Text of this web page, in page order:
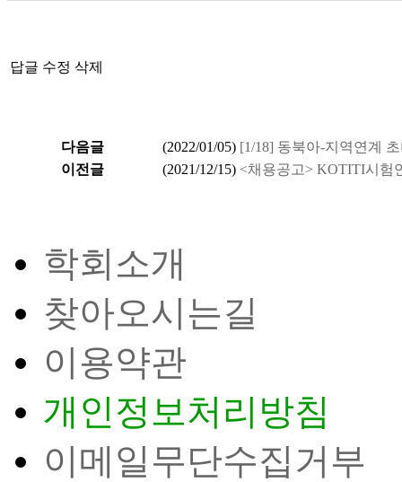
답글 수정 삭제
다음글 (2022/01/05) [1/18] 동북아-지역연계
이전글
(2021/12/15) <채용공고> KOTITI시험
학회소개
찾아오시는길
이용약관
개인정보처리방침
이메일무단수집거부